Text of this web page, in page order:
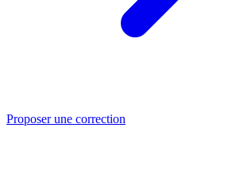
Proposer une correction